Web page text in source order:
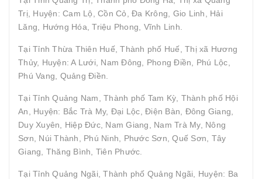
Trị, Huyện: Cam Lộ, Cồn Cỏ, Đa Krông, Gio Linh, Hải
Lăng, Hướng Hóa, Triệu Phong, Vĩnh Linh.
Tại Tỉnh Thừa Thiên Huế, Thành phố Huế, Thị xã Hương
Thủy, Huyện: A Lưới, Nam Đông, Phong Điền, Phú Lộc,
Phú Vang, Quảng Điền.
Tại Tỉnh Quảng Nam, Thành phố Tam Kỳ, Thành phố Hội
An, Huyện: Bắc Trà My, Đại Lộc, Điện Bàn, Đông Giang,
Duy Xuyên, Hiệp Đức, Nam Giang, Nam Trà My, Nông
Sơn, Núi Thành, Phú Ninh, Phước Sơn, Quế Sơn, Tây
Giang, Thăng Bình, Tiên Phước.
Tại Tỉnh Quảng Ngãi, Thành phố Quảng Ngãi, Huyện: Ba